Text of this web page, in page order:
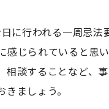
に行われる一周忌
じられていると思
談することなど、
ましょう。